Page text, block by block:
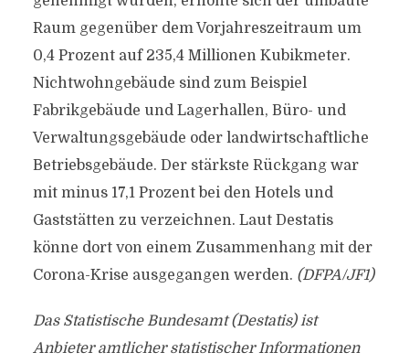
Raum gegenüber dem Vorjahreszeitraum um
0,4 Prozent auf 235,4 Millionen Kubikmeter.
Nichtwohngebäude sind zum Beispiel
Fabrikgebäude und Lagerhallen, Büro- und
Verwaltungsgebäude oder landwirtschaftliche
Betriebsgebäude. Der stärkste Rückgang war
mit minus 17,1 Prozent bei den Hotels und
Gaststätten zu verzeichnen. Laut Destatis
könne dort von einem Zusammenhang mit der
Corona-Krise ausgegangen werden. (DFPA/JF1)
Das Statistische Bundesamt (Destatis) ist
Anbieter amtlicher statistischer Informationen